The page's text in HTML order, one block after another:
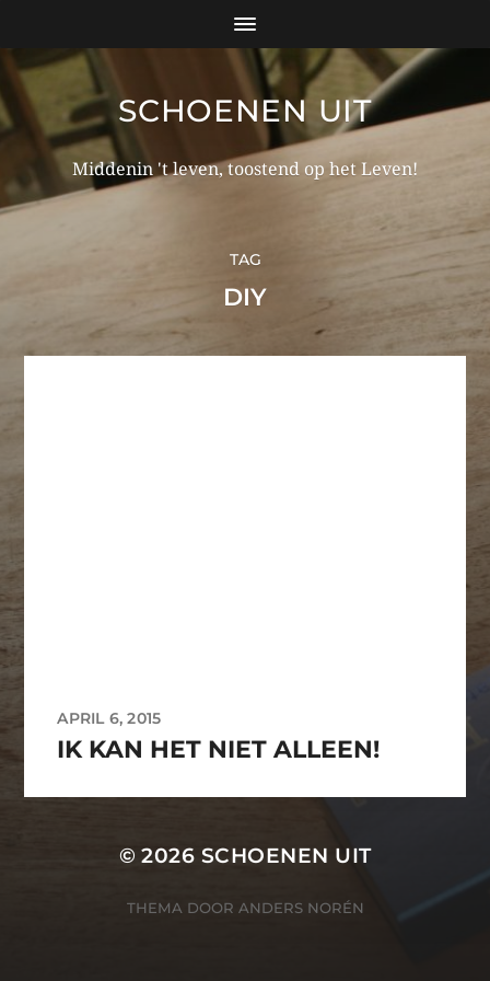
SCHOENEN UIT
Middenin 't leven, toostend op het Leven!
TAG
DIY
APRIL 6, 2015
IK KAN HET NIET ALLEEN!
© 2026 SCHOENEN UIT
THEMA DOOR ANDERS NORÉN